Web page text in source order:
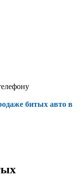
битых авто в